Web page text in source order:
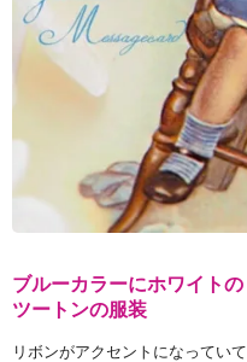
ブルーカラーにホワイトの
ツートンの服装
リボンがアクセントになっていて